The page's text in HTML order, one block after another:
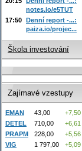
notes.io/e5TUT
17:50 Denní report -...:
paiza.io/projec...
Škola investování
Zajímavé vzestupy
EMAN 43,00
+7,50
DETEL
710,00
+6,61
PRAPM
228,00
+5,56
VIG
1 797,00
+5,09